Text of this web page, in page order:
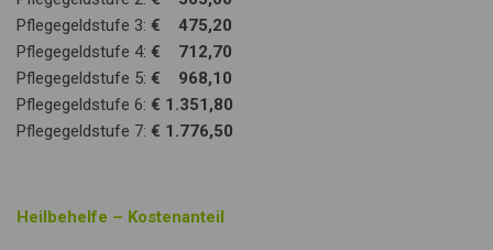
Pflegegeldstufe 3: € 475,20
Pflegegeldstufe 4: € 712,70
Pflegegeldstufe 5: € 968,10
Pflegegeldstufe 6: € 1.351,80
Pflegegeldstufe 7: € 1.776,50
Heilbehelfe – Kostenanteil